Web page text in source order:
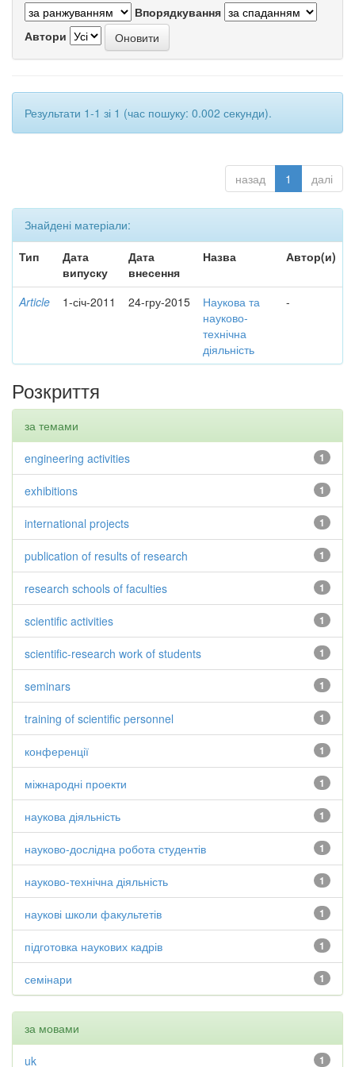
Впорядкування
Автори
Результати 1-1 зі 1 (час пошуку: 0.002 секунди).
назад 1 далі
Знайдені матеріали:
Тип
Дата
випуску
Дата
внесення
Назва Автор(и)
Article 1-січ-2011 24-гру-2015
Наукова та
науково-
технічна
діяльність
-
Розкриття
за темами
1
engineering activities
1
exhibitions
1
international projects
1
publication of results of research
1
research schools of faculties
1
scientific activities
1
scientific-research work of students
1
seminars
1
training of scientific personnel
1
конференції
1
міжнародні проекти
1
наукова діяльність
1
науково-дослідна робота студентів
1
науково-технічна діяльність
1
наукові школи факультетів
1
підготовка наукових кадрів
1
семінари
за мовами
1
uk